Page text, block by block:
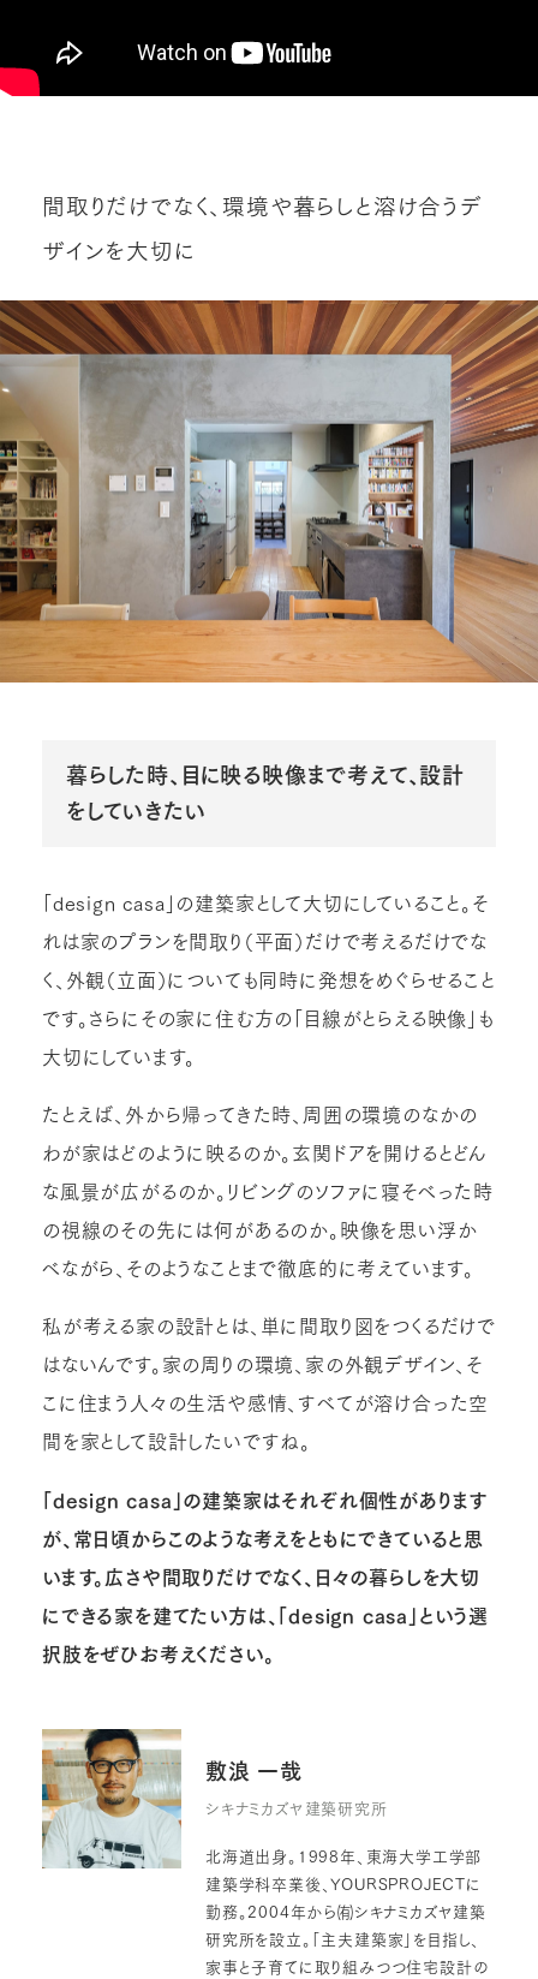
間取りだけでなく、環境や暮らしと溶け合うデ
ザインを大切に
暮らした時、目に映る映像まで考えて、設計
をしていきたい
「design casa」の建築家として大切にしていること。そ
れは家のプランを間取り（平面）だけで考えるだけでな
く、外観（立面）についても同時に発想をめぐらせること
です。さらにその家に住む方の「目線がとらえる映像」も
大切にしています。
たとえば、外から帰ってきた時、周囲の環境のなかの
わが家はどのように映るのか。玄関ドアを開けるとどん
な風景が広がるのか。リビングのソファに寝そべった時
の視線のその先には何があるのか。映像を思い浮か
べながら、そのようなことまで徹底的に考えています。
私が考える家の設計とは、単に間取り図をつくるだけで
はないんです。家の周りの環境、家の外観デザイン、そ
こに住まう人々の生活や感情、すべてが溶け合った空
間を家として設計したいですね。
「design casa」の建築家はそれぞれ個性があります
が、常日頃からこのような考えをともにできていると思
います。広さや間取りだけでなく、日々の暮らしを大切
にできる家を建てたい方は、「design casa」という選
択肢をぜひお考えください。
敷浪 一哉
シキナミカズヤ建築研究所
北海道出身。1998年、東海大学工学部
建築学科卒業後、YOURSPROJECTに
勤務。2004年から㈲シキナミカズヤ建築
研究所を設立。「主夫建築家」を目指し、
家事と子育てに取り組みつつ住宅設計の